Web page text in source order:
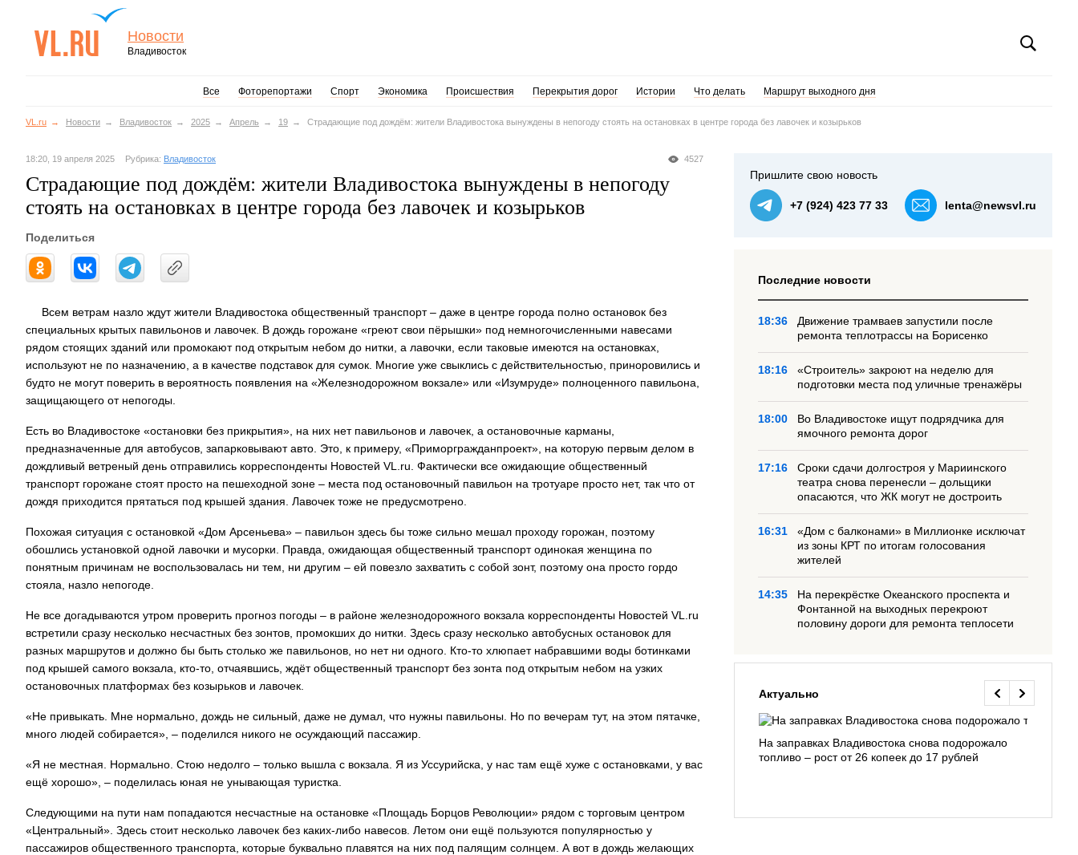
Новости
Владивосток
Все Фоторепортажи Спорт Экономика Происшествия Перекрытия дорог Истории Что делать Маршрут выходного дня
VL.ru Новости Владивосток 2025 Апрель 19 Страдающие под дождём: жители Владивостока вынуждены в непогоду стоять на остановках в центре города без лавочек и козырьков
4527
18:20, 19 апреля 2025 Рубрика: Владивосток
Страдающие под дождём: жители Владивостока вынуждены в непогоду
стоять на остановках в центре города без лавочек и козырьков
Поделиться
Всем ветрам назло ждут жители Владивостока общественный транспорт – даже в центре города полно остановок без
специальных крытых павильонов и лавочек. В дождь горожане «греют свои пёрышки» под немногочисленными навесами
рядом стоящих зданий или промокают под открытым небом до нитки, а лавочки, если таковые имеются на остановках,
используют не по назначению, а в качестве подставок для сумок. Многие уже свыклись с действительностью, приноровились и
будто не могут поверить в вероятность появления на «Железнодорожном вокзале» или «Изумруде» полноценного павильона,
защищающего от непогоды.
Есть во Владивостоке «остановки без прикрытия», на них нет павильонов и лавочек, а остановочные карманы,
предназначенные для автобусов, запарковывают авто. Это, к примеру, «Приморгражданпроект», на которую первым делом в
дождливый ветреный день отправились корреспонденты Новостей VL.ru. Фактически все ожидающие общественный
транспорт горожане стоят просто на пешеходной зоне – места под остановочный павильон на тротуаре просто нет, так что от
дождя приходится прятаться под крышей здания. Лавочек тоже не предусмотрено.
Похожая ситуация с остановкой «Дом Арсеньева» – павильон здесь бы тоже сильно мешал проходу горожан, поэтому
обошлись установкой одной лавочки и мусорки. Правда, ожидающая общественный транспорт одинокая женщина по
понятным причинам не воспользовалась ни тем, ни другим – ей повезло захватить с собой зонт, поэтому она просто гордо
стояла, назло непогоде.
Не все догадываются утром проверить прогноз погоды – в районе железнодорожного вокзала корреспонденты Новостей VL.ru
встретили сразу несколько несчастных без зонтов, промокших до нитки. Здесь сразу несколько автобусных остановок для
разных маршрутов и должно бы быть столько же павильонов, но нет ни одного. Кто-то хлюпает набравшими воды ботинками
под крышей самого вокзала, кто-то, отчаявшись, ждёт общественный транспорт без зонта под открытым небом на узких
остановочных платформах без козырьков и лавочек.
«Не привыкать. Мне нормально, дождь не сильный, даже не думал, что нужны павильоны. Но по вечерам тут, на этом пятачке,
много людей собирается», – поделился никого не осуждающий пассажир.
«Я не местная. Нормально. Стою недолго – только вышла с вокзала. Я из Уссурийска, у нас там ещё хуже с остановками, у вас
ещё хорошо», – поделилась юная не унывающая туристка.
Следующими на пути нам попадаются несчастные на остановке «Площадь Борцов Революции» рядом с торговым центром
«Центральный». Здесь стоит несколько лавочек без каких-либо навесов. Летом они ещё пользуются популярностью у
пассажиров общественного транспорта, которые буквально плавятся на них под палящим солнцем. А вот в дождь желающих
Пришлите свою новость
+7 (924) 423 77 33 lenta@newsvl.ru
Последние новости
18:36
Движение трамваев запустили после
ремонта теплотрассы на Борисенко
18:16
«Строитель» закроют на неделю для
подготовки места под уличные тренажёры
18:00
Во Владивостоке ищут подрядчика для
ямочного ремонта дорог
17:16
Сроки сдачи долгостроя у Мариинского
театра снова перенесли – дольщики
опасаются, что ЖК могут не достроить
16:31
«Дом с балконами» в Миллионке исключат
из зоны КРТ по итогам голосования
жителей
14:35
На перекрёстке Океанского проспекта и
Фонтанной на выходных перекроют
половину дороги для ремонта теплосети
Актуально
На заправках Владивостока снова подорожало
топливо – рост от 26 копеек до 17 рублей